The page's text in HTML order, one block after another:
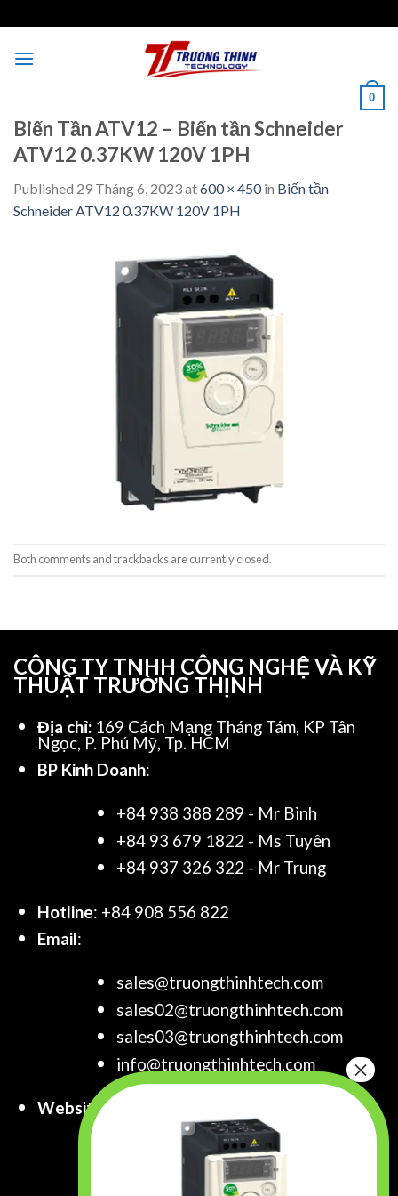
to
content
0
Biến Tần ATV12 – Biến tần Schneider
ATV12 0.37KW 120V 1PH
Published 29 Tháng 6, 2023at600 × 450in Biến tần
Schneider ATV12 0.37KW 120V 1PH
Both comments and trackbacks are currently closed.
CÔNG TY TNHH CÔNG NGHỆ VÀ KỸ
THUẬT TRƯỜNG THỊNH
Địa chỉ: 169 Cách Mạng Tháng Tám, KP Tân
Ngọc, P. Phú Mỹ, Tp. HCM
BP Kinh Doanh:
+84 938 388 289 - Mr Bình
+84 93 679 1822 - Ms Tuyên
+84 937 326 322 - Mr Trung
Hotline: +84 908 556 822
Email:
sales@truongthinhtech.com
sales02@truongthinhtech.com
sales03@truongthinhtech.com
info@truongthinhtech.com
Website:
www.truongthinhtech.com
www.components.com.vn